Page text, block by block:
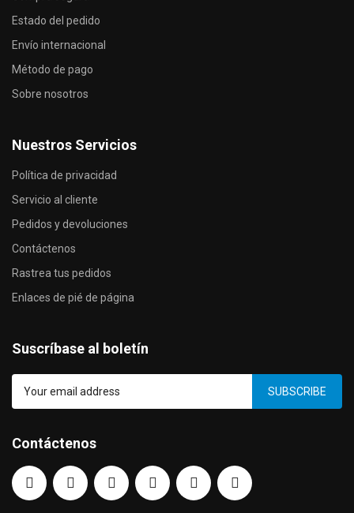
Estado del pedido
Envío internacional
Método de pago
Sobre nosotros
Nuestros Servicios
Política de privacidad
Servicio al cliente
Pedidos y devoluciones
Contáctenos
Rastrea tus pedidos
Enlaces de pié de página
Suscríbase al boletín
SUBSCRIBE
Contáctenos